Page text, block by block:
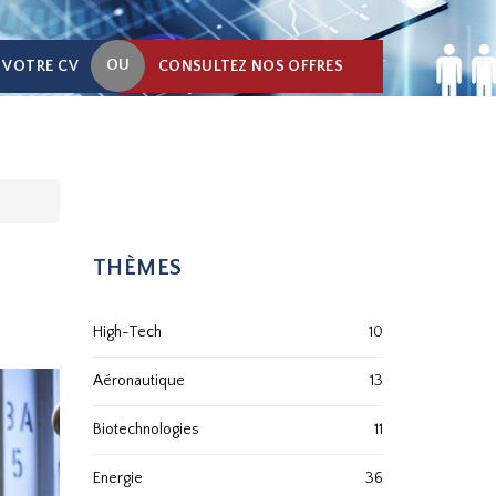
CV OU CONSULTEZ NOS OFFRES
THÈMES
High-Tech 10
Aéronautique 13
Biotechnologies 11
Energie 36